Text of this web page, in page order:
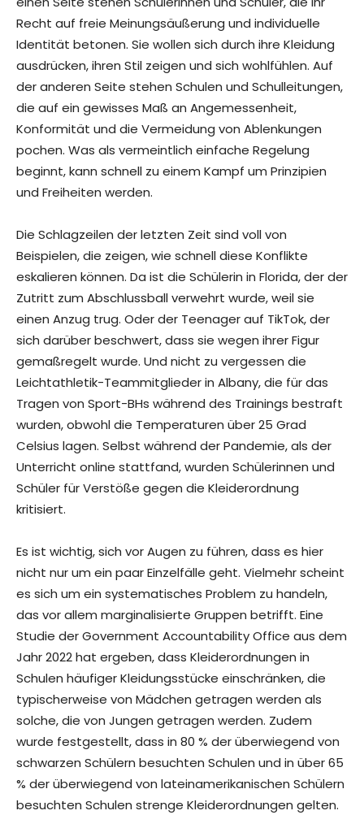
Recht auf freie Meinungsäußerung und individuelle
Identität betonen. Sie wollen sich durch ihre Kleidung
ausdrücken, ihren Stil zeigen und sich wohlfühlen. Auf
der anderen Seite stehen Schulen und Schulleitungen,
die auf ein gewisses Maß an Angemessenheit,
Konformität und die Vermeidung von Ablenkungen
pochen. Was als vermeintlich einfache Regelung
beginnt, kann schnell zu einem Kampf um Prinzipien
und Freiheiten werden.
Die Schlagzeilen der letzten Zeit sind voll von
Beispielen, die zeigen, wie schnell diese Konflikte
eskalieren können. Da ist die Schülerin in Florida, der der
Zutritt zum Abschlussball verwehrt wurde, weil sie
einen Anzug trug. Oder der Teenager auf TikTok, der
sich darüber beschwert, dass sie wegen ihrer Figur
gemaßregelt wurde. Und nicht zu vergessen die
Leichtathletik-Teammitglieder in Albany, die für das
Tragen von Sport-BHs während des Trainings bestraft
wurden, obwohl die Temperaturen über 25 Grad
Celsius lagen. Selbst während der Pandemie, als der
Unterricht online stattfand, wurden Schülerinnen und
Schüler für Verstöße gegen die Kleiderordnung
kritisiert.
Es ist wichtig, sich vor Augen zu führen, dass es hier
nicht nur um ein paar Einzelfälle geht. Vielmehr scheint
es sich um ein systematisches Problem zu handeln,
das vor allem marginalisierte Gruppen betrifft. Eine
Studie der Government Accountability Office aus dem
Jahr 2022 hat ergeben, dass Kleiderordnungen in
Schulen häufiger Kleidungsstücke einschränken, die
typischerweise von Mädchen getragen werden als
solche, die von Jungen getragen werden. Zudem
wurde festgestellt, dass in 80 % der überwiegend von
schwarzen Schülern besuchten Schulen und in über 65
% der überwiegend von lateinamerikanischen Schülern
besuchten Schulen strenge Kleiderordnungen gelten.